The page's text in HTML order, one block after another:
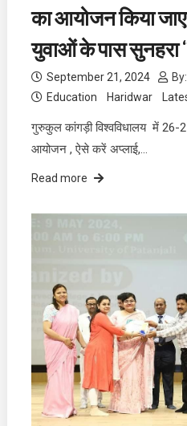
का आयोजन किया
युवाओं के पास सुनहरा
September 21, 2024 By:
Education
Haridwar
गुरुकुल कांगड़ी विश्वविधालय में 26-
आयोजन , ऐसे करें अप्लाई,…
Read more